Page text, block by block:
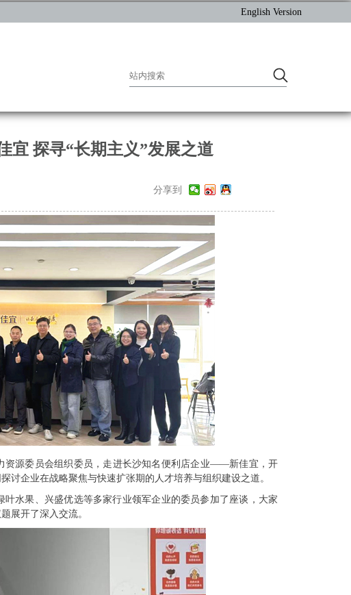
English Version
宜 探寻“长期主义”发展之道
分享到
资源委员会组织委员，走进长沙知名便利店企业——新佳宜，开
讨企业在战略聚焦与快速扩张期的人才培养与组织建设之道。
水果、兴盛优选等多家行业领军企业的委员参加了座谈，大家
展开了深入交流。